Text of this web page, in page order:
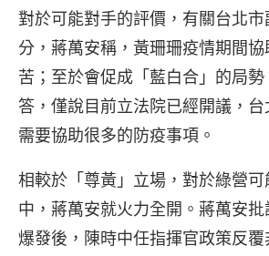
對於可能對手的評價，有關台北
分，蔣萬安稱，黃珊珊疫情期間
苦；至於會促成「藍白合」的局
答，僅說目前立法院已經開議，
需要協助很多的防疫事項。
相較於「尊黃」立場，對於綠營
中，蔣萬安就火力全開。蔣萬安
爆發後，陳時中任指揮官政策反